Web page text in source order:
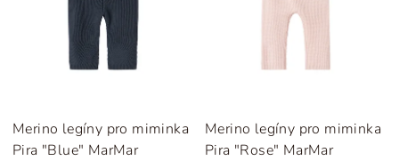
Merino legíny pro miminka
Pira "Blue" MarMar
Merino legíny pro miminka
Pira "Rose" MarMar